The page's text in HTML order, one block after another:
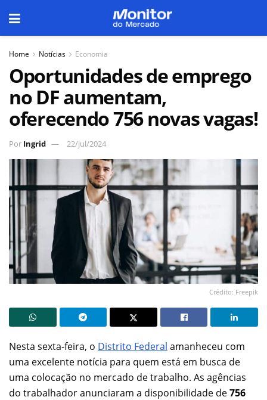
Home Notícias Economia
Oportunidades de emprego
no DF aumentam,
oferecendo 756 novas vagas!
Por Ingrid 22/jul/2024
Crédito: Freepik
Nesta sexta-feira, o Distrito Federal amanheceu com
uma excelente notícia para quem está em busca de
uma colocação no mercado de trabalho. As agências
do trabalhador anunciaram a disponibilidade de756